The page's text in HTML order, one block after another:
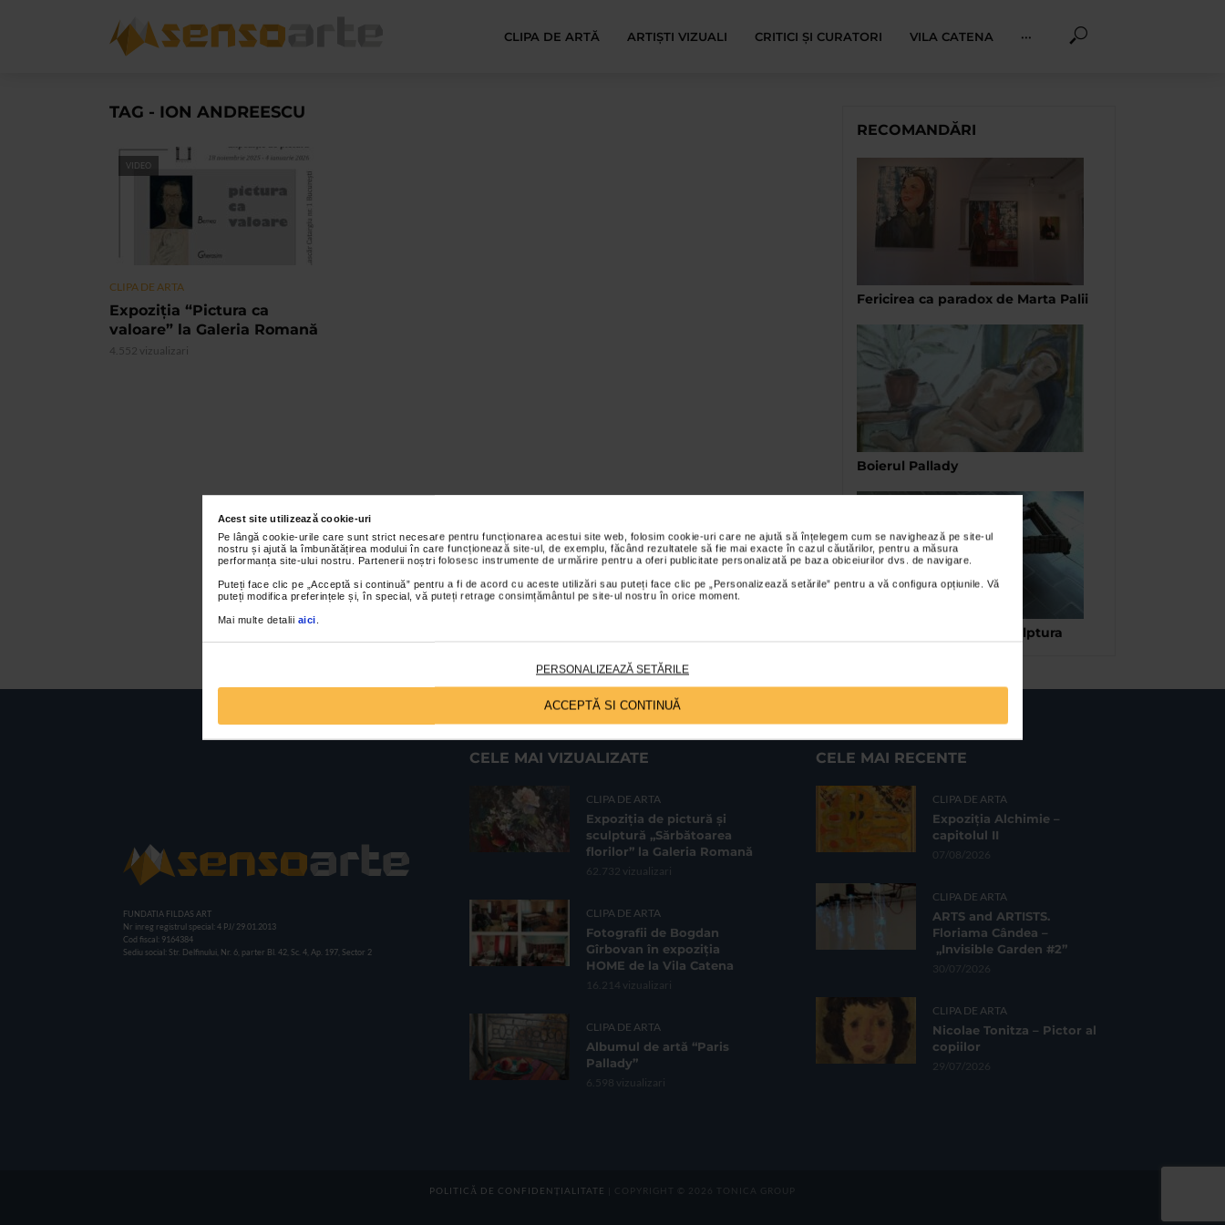
Acest site utilizează cookie-uri
Pe lângă cookie-urile care sunt strict necesare pentru funcționarea acestui site web, folosim cookie-uri care ne ajută să înțelegem cum se navighează pe site-ul
nostru și ajută la îmbunătățirea modului în care funcționează site-ul, de exemplu, făcând rezultatele să fie mai exacte în cazul căutărilor, pentru a măsura
performanța site-ului nostru. Partenerii noștri folosesc instrumente de urmărire pentru a oferi publicitate personalizată pe baza obiceiurilor dvs. de navigare.
Puteți face clic pe „Acceptă si continuă” pentru a fi de acord cu aceste utilizări sau puteți face clic pe „Personalizează setările” pentru a vă configura opțiunile. Vă
puteți modifica preferințele și, în special, vă puteți retrage consimțământul pe site-ul nostru în orice moment.
Mai multe detalii aici
PERSONALIZEAZĂ SETĂRILE
ACCEPTĂ SI CONTINUĂ
CLIPA DE ARTĂ ARTIȘTI VIZUALI CRITICI ȘI CURATORI VILA CATENA ···
TAG - ION ANDREESCU
VIDEO
CLIPA DE ARTA
Expoziția “Pictura ca
valoare” la Galeria Romană
4.552 vizualizari
RECOMANDĂRI
Fericirea ca paradox de Marta Palii
Boierul Pallady
Salonul de gravura si sculptura
FUNDATIA FILDAS ART
Nr inreg registrul special: 4 PJ/ 29.01.2013
Cod fiscal: 9164384
Sediu social: Str. Delfinului, Nr. 6, parter Bl. 42, Sc. 4, Ap. 197, Sector 2
CELE MAI VIZUALIZATE
CLIPA DE ARTA
Expoziția de pictură și
sculptură „Sărbătoarea
florilor” la Galeria Romană
62.732 vizualizari
CLIPA DE ARTA
Fotografii de Bogdan
Gîrbovan în expoziția
HOME de la Vila Catena
16.214 vizualizari
CLIPA DE ARTA
Albumul de artă “Paris
Pallady”
6.598 vizualizari
CELE MAI RECENTE
CLIPA DE ARTA
Expoziția Alchimie –
capitolul II
07/08/2026
CLIPA DE ARTA
ARTS and ARTISTS.
Floriama Cândea –
„Invisible Garden #2”
30/07/2026
CLIPA DE ARTA
Nicolae Tonitza – Pictor al
copiilor
29/07/2026
POLITICĂ DE CONFIDENȚIALITATE | COPYRIGHT © 2026 TONICA GROUP